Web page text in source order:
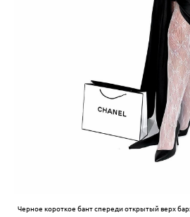
Черное короткое бант спереди открытый верх